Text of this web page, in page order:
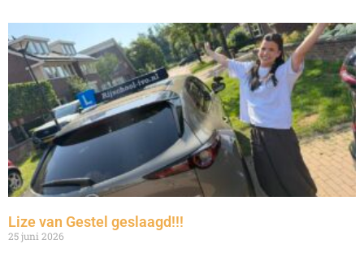
Lize van Gestel geslaagd!!!
25 juni 2026